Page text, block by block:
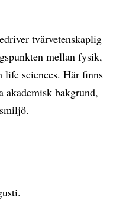
tvärvetenskaplig
mellan fysik,
life sciences. Här finns
akademisk bakgrund,